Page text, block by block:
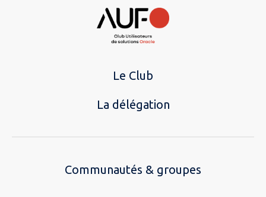
Le Club
La délégation
Communautés & groupes